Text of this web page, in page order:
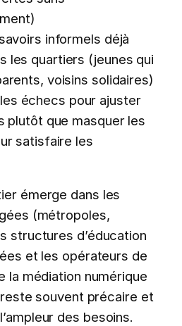
informels déjà
les quartiers (jeunes qui
voisins solidaires)
échecs pour ajuster
plutôt que masquer les
satisfaire les
émerge dans les
(métropoles,
structures d’éducation
et les opérateurs de
la médiation numérique
souvent précaire et
des besoins.